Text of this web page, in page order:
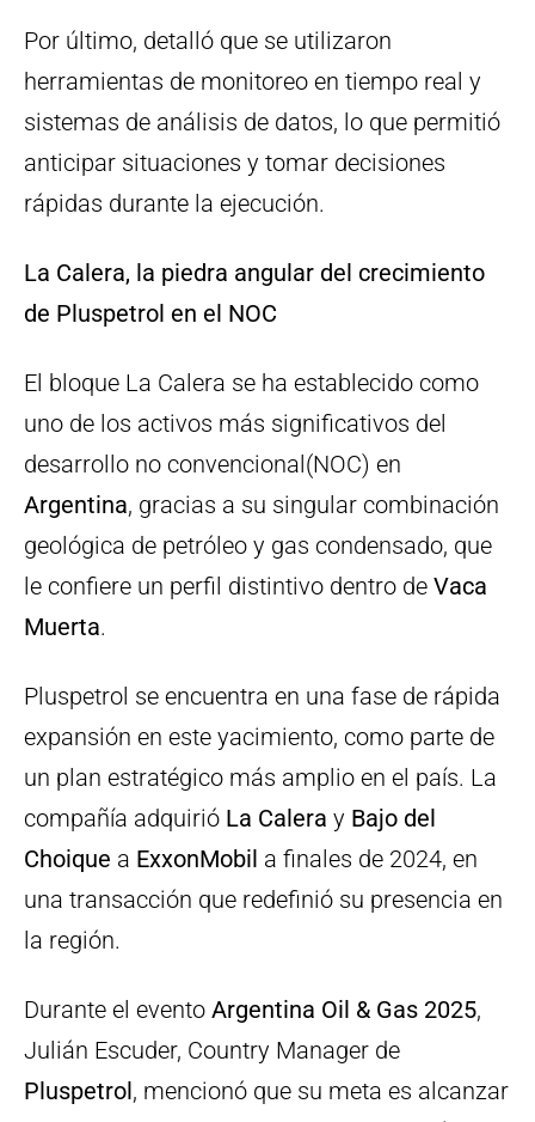
Por último, detalló que se utilizaron
herramientas de monitoreo en tiempo real y
sistemas de análisis de datos, lo que permitió
anticipar situaciones y tomar decisiones
rápidas durante la ejecución.
La Calera, la piedra angular del crecimiento
de Pluspetrol en el NOC
El bloque La Calera se ha establecido como
uno de los activos más significativos del
desarrollo no convencional(NOC) en
Argentina, gracias a su singular combinación
geológica de petróleo y gas condensado, que
le confiere un perfil distintivo dentro de Vaca
Muerta.
Pluspetrol se encuentra en una fase de rápida
expansión en este yacimiento, como parte de
un plan estratégico más amplio en el país. La
compañía adquirió La Calera y Bajo del
Choique a ExxonMobil a finales de 2024, en
una transacción que redefinió su presencia en
la región.
Durante el evento Argentina Oil & Gas 2025,
Julián Escuder, Country Manager de
Pluspetrol, mencionó que su meta es alcanzar